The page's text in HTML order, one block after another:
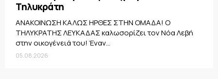
Τηλυκράτη
ΑΝΑΚΟΙΝΩΣΗ ΚΑΛΩΣ ΗΡΘΕΣ ΣΤΗΝ ΟΜΑΔΑ! Ο
ΤΗΛΥΚΡΑΤΗΣ ΛΕΥΚΑΔΑΣ καλωσορίζει τον Νόα Λεβή
στην οικογένειά του! Έναν...
05.08.2026